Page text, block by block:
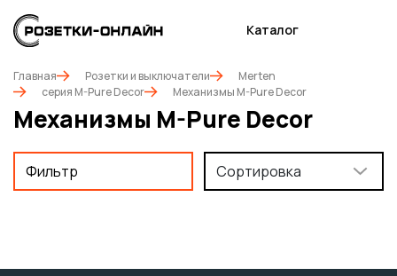
Каталог
Главная Розетки и выключатели
Merten
серия M-Pure Decor
Механизмы M-Pure Decor
Механизмы M-Pure Decor
Фильтр Сортировка